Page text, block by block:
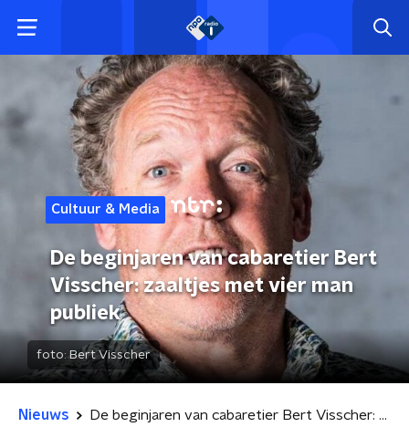
Cultuur & Media
De beginjaren van cabaretier Bert
Visscher: zaaltjes met vier man
publiek
foto: Bert Visscher
Nieuws De beginjaren van cabaretier Bert Visscher: zaaltjes met vier man publiek